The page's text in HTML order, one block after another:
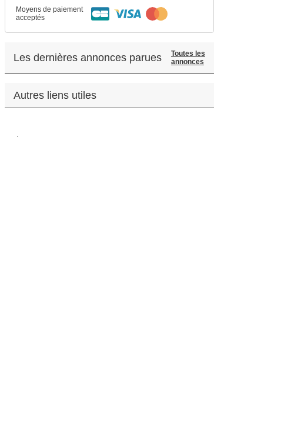
Moyens de paiement
acceptés
Les dernières annonces parues
Toutes les
annonces
Autres liens utiles
.